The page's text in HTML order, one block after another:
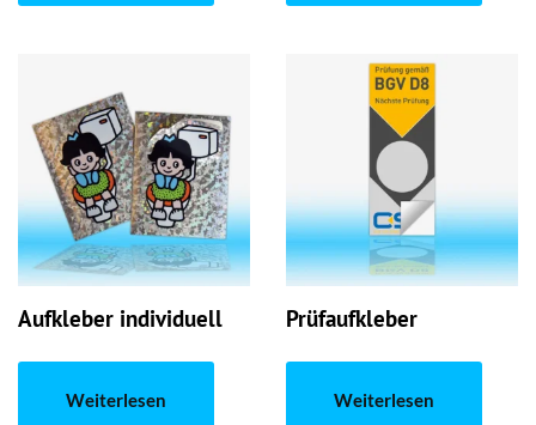
Aufkleber individuell
Weiterlesen
Prüfaufkleber
Weiterlesen